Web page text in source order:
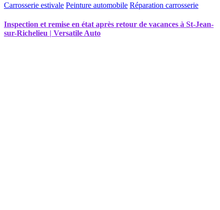
Carrosserie estivale Peinture automobile Réparation carrosserie
Inspection et remise en état après retour de vacances à St-Jean-
sur-Richelieu | Versatile Auto